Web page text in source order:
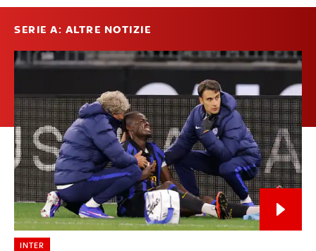
SERIE A: ALTRE NOTIZIE
INTER